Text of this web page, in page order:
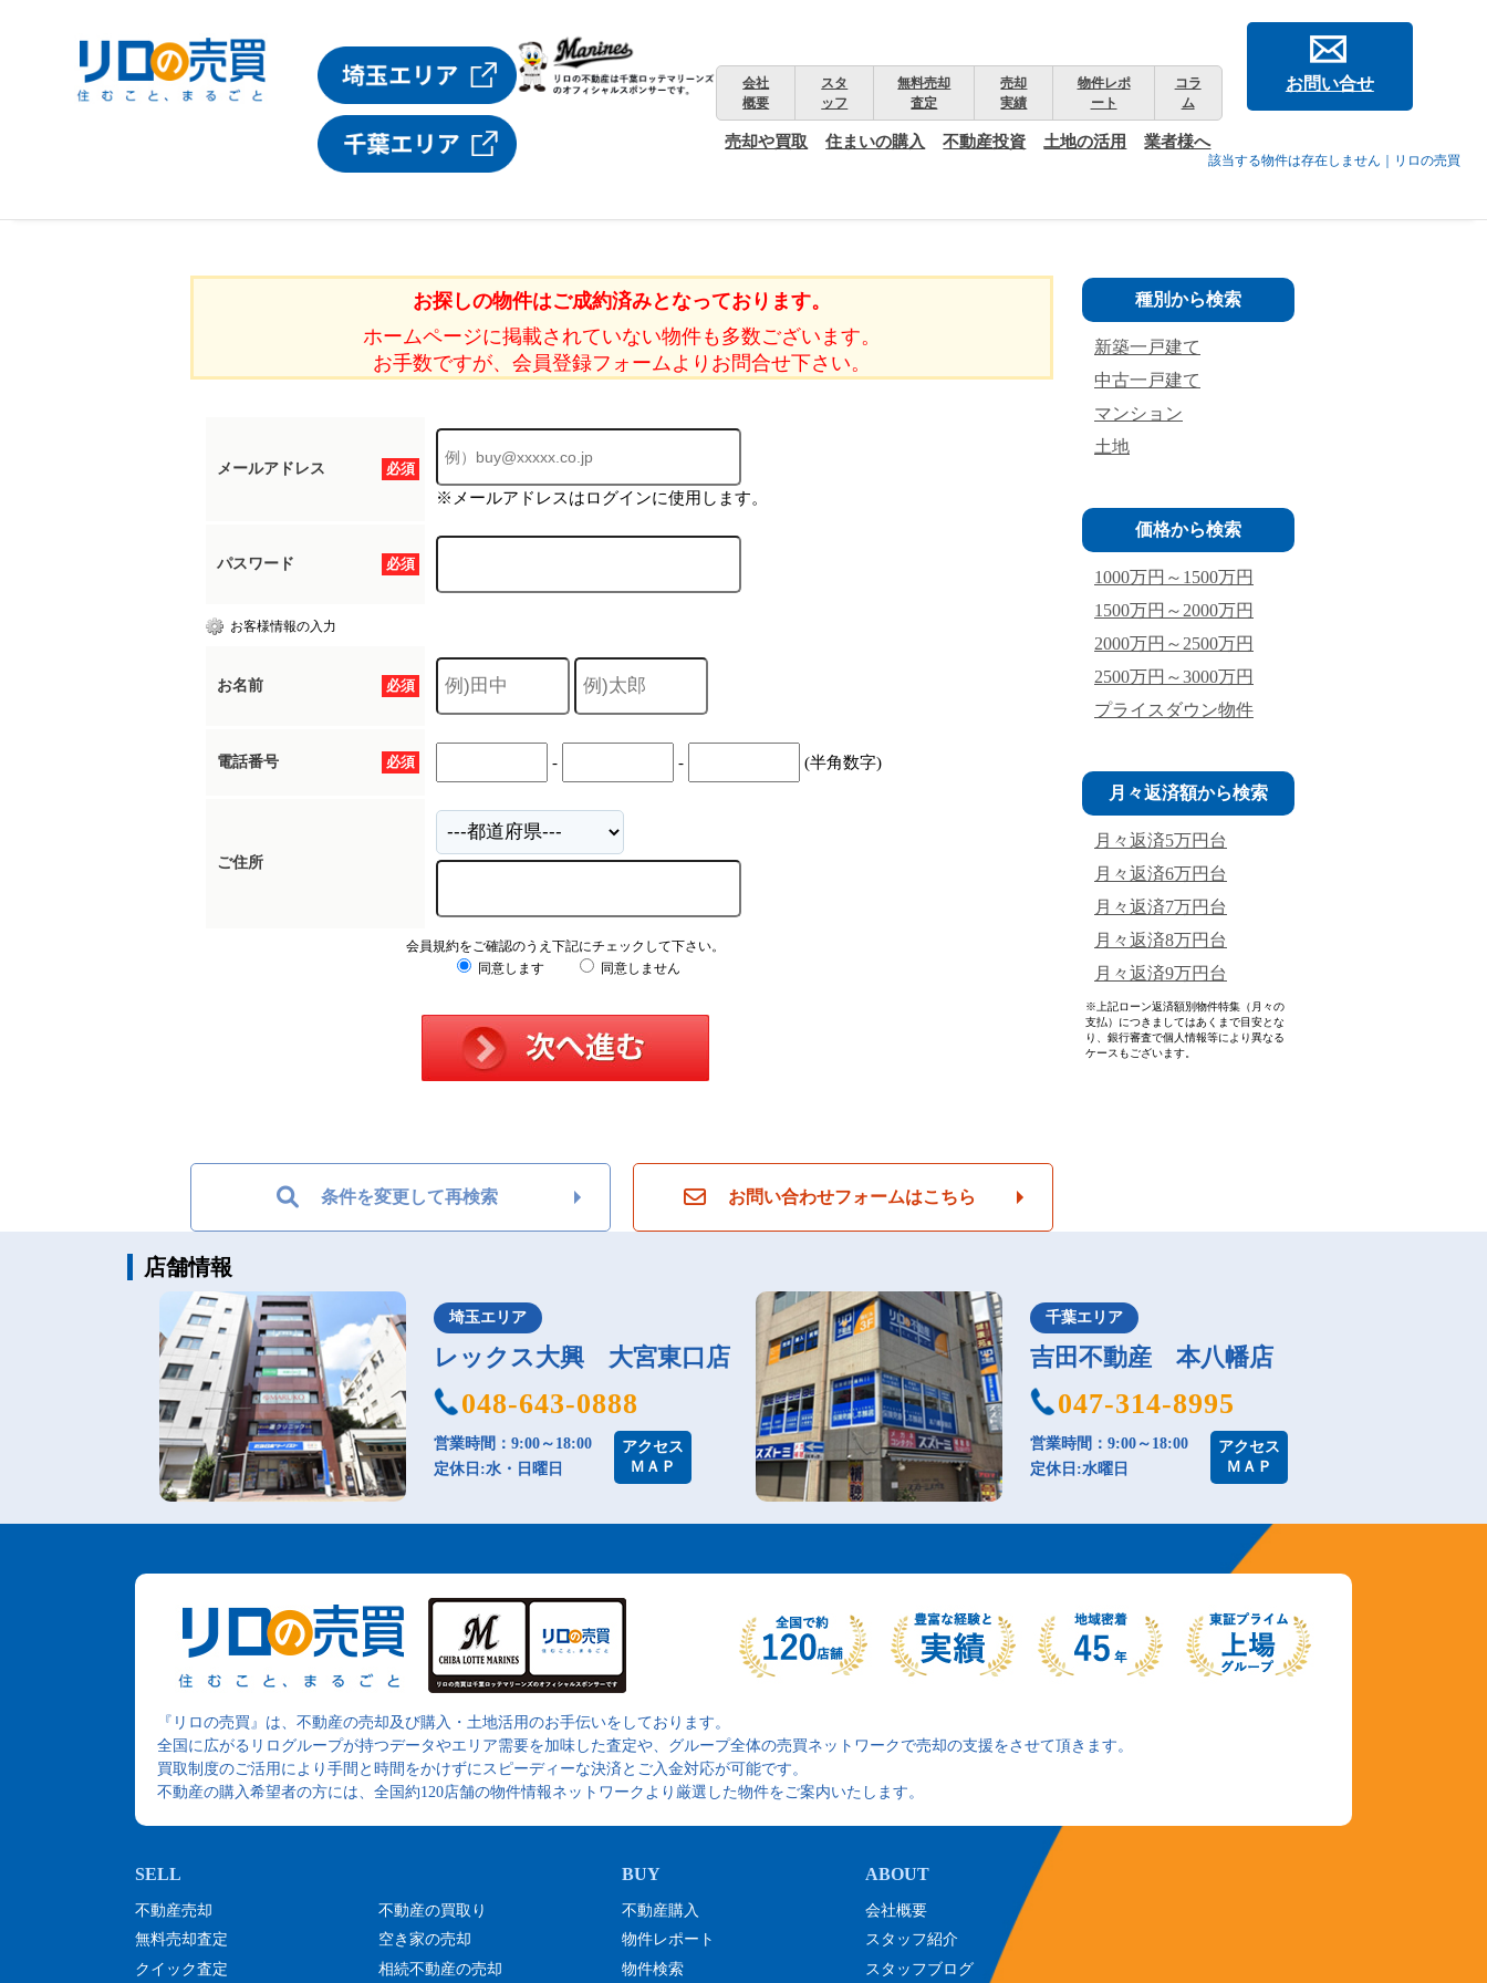
該当する物件は存在しません｜リロの売買
会社
概要
スタ
ッフ
無料売却
査定
売却
実績
物件レポ
ート
コラ
ム
売却や買取 住まいの購入 不動産投資 土地の活用 業者様へ
お問い合せ
お探しの物件はご成約済みとなっております。
ホームページに掲載されていない物件も多数ございます。
お手数ですが、会員登録フォームよりお問合せ下さい。
必須
メールアドレス
※メールアドレスはログインに使用します。
必須
パスワード
お客様情報の入力
必須
お名前
必須
電話番号 - - (半角数字)
ご住所
会員規約をご確認のうえ下記にチェックして下さい。
同意します
同意しません
条件を変更して再検索 お問い合わせフォームはこちら
種別から検索
新築一戸建て
中古一戸建て
マンション
土地
価格から検索
1000万円～1500万円
1500万円～2000万円
2000万円～2500万円
2500万円～3000万円
プライスダウン物件
月々返済額から検索
月々返済5万円台
月々返済6万円台
月々返済7万円台
月々返済8万円台
月々返済9万円台
※上記ローン返済額別物件特集（月々の
支払）につきましてはあくまで目安とな
り、銀行審査で個人情報等により異なる
ケースもございます。
店舗情報
埼玉エリア
レックス大興 大宮東口店
048-643-0888
営業時間：9:00～18:00
定休日:水・日曜日
アクセス
ＭＡＰ
千葉エリア
吉田不動産 本八幡店
047-314-8995
営業時間：9:00～18:00
定休日:水曜日
アクセス
ＭＡＰ
『リロの売買』は、不動産の売却及び購入・土地活用のお手伝いをしております。
全国に広がるリログループが持つデータやエリア需要を加味した査定や、グループ全体の売買ネットワークで売却の支援をさせて頂きます。
買取制度のご活用により手間と時間をかけずにスピーディーな決済とご入金対応が可能です。
不動産の購入希望者の方には、全国約120店舗の物件情報ネットワークより厳選した物件をご案内いたします。
不動産売却
無料売却査定
クイック査定
不動産の買取り
空き家の売却
相続不動産の売却
不動産購入
物件レポート
物件検索
会社概要
スタッフ紹介
スタッフブログ